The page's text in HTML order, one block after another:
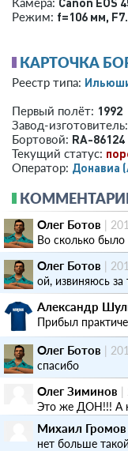
Режим: f=106 мм,
КАРТОЧКА
Реестр типа:
Первый полёт: 1992
Завод-изготовитель:
Бортовой: RA-86124
Текущий статус:
Оператор: Донавиа
Олег Ботов |
Во сколько было
Олег Ботов |
ой, извиняюсь за
Александр
Прибыл
Олег Ботов |
спасибо
Олег Зиминов |
Это же ДОН!!! А
Михаил Громов
нет больше